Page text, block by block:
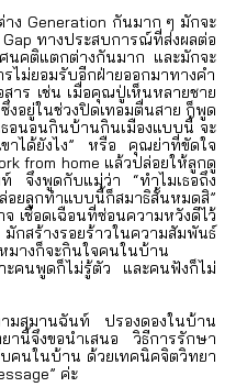
าง Generation กันมาก ๆ มักจะ
Gap ทางประสบการณ์ที่ส่งผลต่อ
นคติแตกต่างกันมาก และมักจะ
รไม่ยอมรับอีกฝ่ายออกมาทางคำ
าร เช่น เมื่อคุณปู่เห็นหลายชาย
งอยู่ในช่วงปิดเทอมตื่นสาย ก็พูด
อนอนกินบ้านกินเมืองแบบนี้ จะ
ขาได้ยังไง” หรือ คุณย่าที่ขัดใจ
from home แล้วปล่อยให้ลูกดู
จึงพูดกับแม่ว่า “ทำไมเธอถึง
อยลูกทำแบบนี้ก็สมาธิสั้นหมดสิ”
เชือดเฉือนที่ซ่อนความหวังดีไว้
กสร้างรอยร้าวในความสัมพันธ์
มางก็จะกินใจคนในบ้าน
ะคนพูดก็ไม่รู้ตัว และคนฟังก็ไม่
มสมานฉันท์ ปรองดองในบ้าน
านี้จึงขอนำเสนอ วิธีการรักษา
คนในบ้าน ด้วยเทคนิคจิตวิทยา
ค่ะ